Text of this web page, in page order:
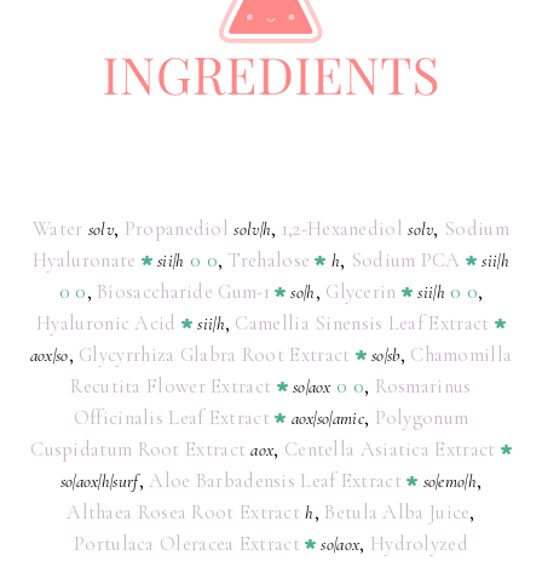
Water solv, Propanediol solv|h, 1,2-Hexanediol solv, Sodium
Hyaluronate
sii|h 0 0, Trehalose h, Sodium PCA sii|h
0 0, Biosaccharide Gum-1 so|h, Glycerin sii|h 0 0,
Hyaluronic Acid
sii|h, Camellia Sinensis Leaf Extract
aox|so, Glycyrrhiza Glabra Root Extract so|sb, Chamomilla
Recutita Flower Extract
so|aox 0 0, Rosmarinus
Officinalis Leaf Extract
aox|so|amic, Polygonum
Cuspidatum Root Extract aox, Centella Asiatica Extract
so|aox|h|surf, Aloe Barbadensis Leaf Extract so|emo|h,
Althaea Rosea Root Extract h, Betula Alba Juice,
Portulaca Oleracea Extract
so|aox, Hydrolyzed